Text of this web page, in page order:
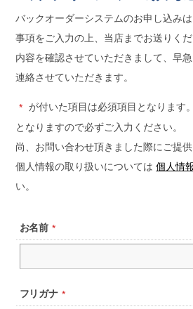
バックオーダーシステムのお申し込み
事項をご入力の上、当店までお送りくだ
内容を確認させていただきまして、早
連絡させていただきます。
* が付いた項目は必須項目となります
となりますので必ずご入力ください。
尚、お問い合わせ頂きました際にご提
個人情報の取り扱いについては個人情
い。
お名前 *
フリガナ *